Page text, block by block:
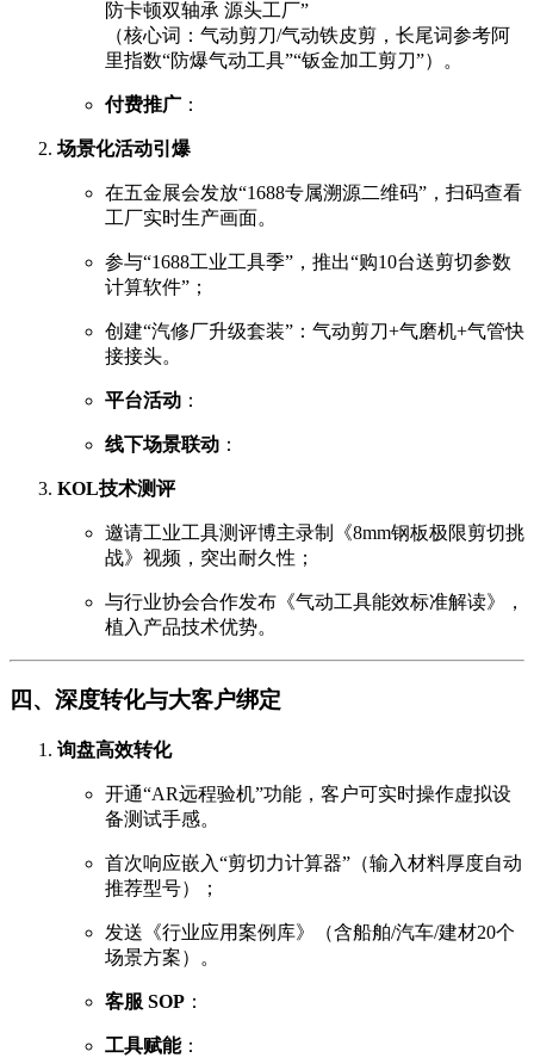
防卡顿双轴承 源头工厂”
（核心词：气动剪刀/气动铁皮剪，长尾词参考阿
里指数“防爆气动工具”“钣金加工剪刀”）。
付费推广 ：
场景化活动引爆
在五金展会发放“1688专属溯源二维码”，扫码查看
工厂实时生产画面。
参与“1688工业工具季”，推出“购10台送剪切参数
计算软件”；
创建“汽修厂升级套装”：气动剪刀+气磨机+气管快
接接头。
平台活动 ：
线下场景联动 ：
KOL技术测评
邀请工业工具测评博主录制《8mm钢板极限剪切挑
战》视频，突出耐久性；
与行业协会合作发布《气动工具能效标准解读》，
植入产品技术优势。
四、深度转化与大客户绑定
询盘高效转化
开通“AR远程验机”功能，客户可实时操作虚拟设
备测试手感。
首次响应嵌入“剪切力计算器”（输入材料厚度自动
推荐型号）；
发送《行业应用案例库》（含船舶/汽车/建材20个
场景方案）。
客服 SOP ：
工具赋能：